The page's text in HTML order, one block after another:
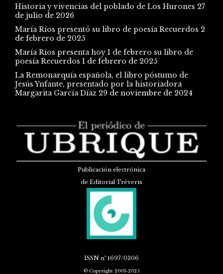
Historia y vivencias del poblado de Los Hurones 27
de julio de 2026
María Ríos presentó su libro de poesía Recuerdos 2
de febrero de 2025
María Ríos presenta hoy 1 de febrero su libro de
poesía Recuerdos 1 de febrero de 2025
La Remonarquía española, el libro póstumo de
Jesús Ynfante, presentado por la historiadora
Margarita García Díaz 29 de noviembre de 2024
Publicación electrónica
de Editorial Tréveris
ISSN nº 1697/0306
© Copyright 2003-2025